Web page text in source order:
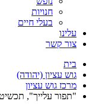
חנויות
בעלי חיים
עלינו
צור קשר
בית
גוש עציון (יהודה)
מרכז גוש עציון
"תפור עלייך",